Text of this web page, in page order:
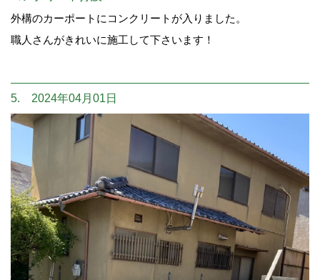
外構のカーポートにコンクリートが入りました。
職人さんがきれいに施工して下さいます！
5. 2024年04月01日